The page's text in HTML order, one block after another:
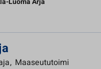
, Maaseututoimi